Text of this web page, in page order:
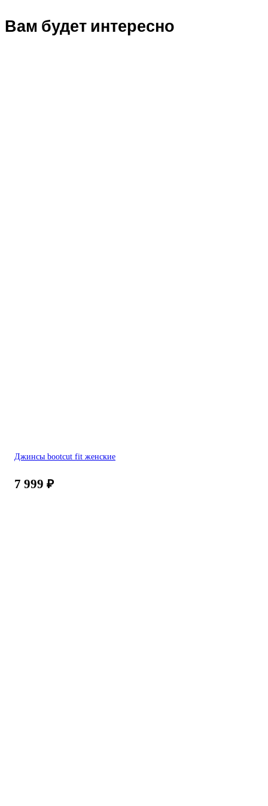
Вам будет интересно
Джинсы bootcut fit женские
7 999 ₽